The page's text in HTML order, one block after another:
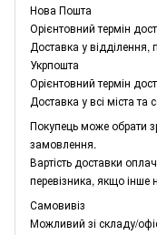
Нова Пошта
Орієнтовний термін
Доставка у
Укрпошта
Орієнтовний термін
Доставка у всі міста та
Покупець може обрати
замовлення.
Вартість доставки
перевізника, якщо інше
Самовивіз
Можливий зі складу/